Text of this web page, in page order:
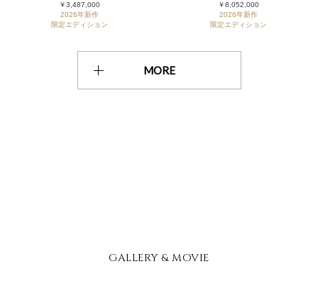
￥3,487,000
2026年新作
限定エディション
￥8,052,000
2026年新作
限定エディション
MORE
GALLERY & MOVIE